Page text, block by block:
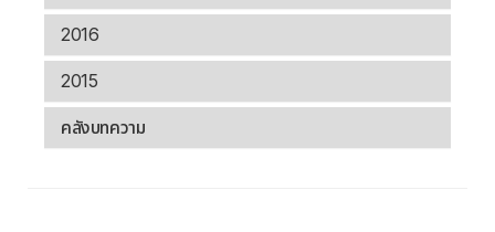
2016
2015
คลังบทความ